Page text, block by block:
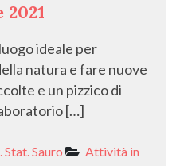
ideale per
natura e fare nuove
e un pizzico di
[…]
Stat. Sauro
Attività in